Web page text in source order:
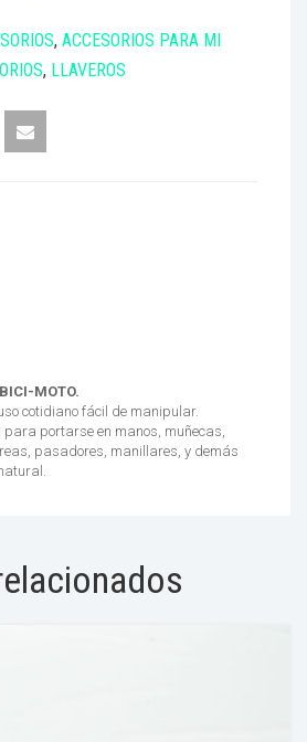
, ACCESORIOS PARA MI
, LLAVEROS
MOTO.
cotidiano fácil de manipular.
para portarse en manos, muñecas,
pasadores, manillares, y demás